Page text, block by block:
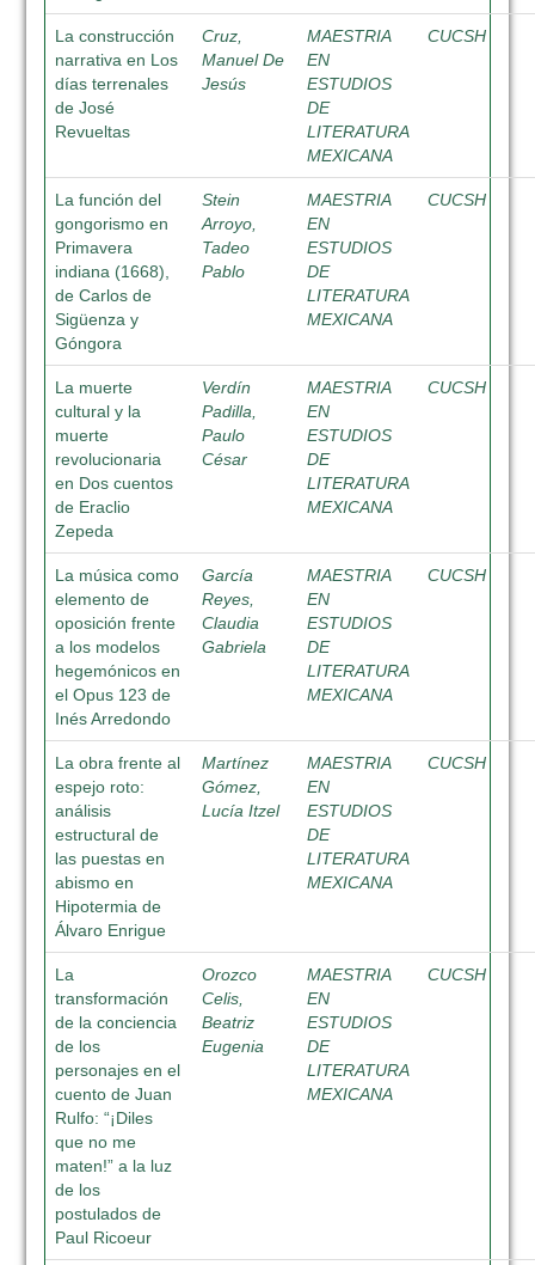
La construcción
narrativa en Los
días terrenales
de José
Revueltas
Cruz,
Manuel De
Jesús
MAESTRIA
EN
ESTUDIOS
DE
LITERATURA
MEXICANA
CUCSH
La función del
gongorismo en
Primavera
indiana (1668),
de Carlos de
Sigüenza y
Góngora
Stein
Arroyo,
Tadeo
Pablo
MAESTRIA
EN
ESTUDIOS
DE
LITERATURA
MEXICANA
CUCSH
La muerte
cultural y la
muerte
revolucionaria
en Dos cuentos
de Eraclio
Zepeda
Verdín
Padilla,
Paulo
César
MAESTRIA
EN
ESTUDIOS
DE
LITERATURA
MEXICANA
CUCSH
La música como
elemento de
oposición frente
a los modelos
hegemónicos en
el Opus 123 de
Inés Arredondo
García
Reyes,
Claudia
Gabriela
MAESTRIA
EN
ESTUDIOS
DE
LITERATURA
MEXICANA
CUCSH
La obra frente al
espejo roto:
análisis
estructural de
las puestas en
abismo en
Hipotermia de
Álvaro Enrigue
Martínez
Gómez,
Lucía Itzel
MAESTRIA
EN
ESTUDIOS
DE
LITERATURA
MEXICANA
CUCSH
La
transformación
de la conciencia
de los
personajes en el
cuento de Juan
Rulfo: “¡Diles
que no me
maten!” a la luz
de los
postulados de
Paul Ricoeur
Orozco
Celis,
Beatriz
Eugenia
MAESTRIA
EN
ESTUDIOS
DE
LITERATURA
MEXICANA
CUCSH